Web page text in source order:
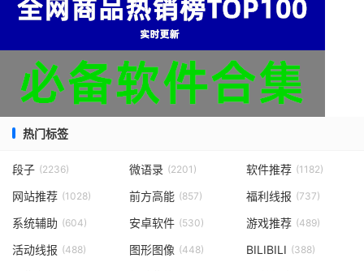
热门标签
段子 (2236) 微语录 (2201) 软件推荐 (1182)
网站推荐 (1028) 前方高能 (857) 福利线报 (737)
系统辅助 (604) 安卓软件 (530) 游戏推荐 (489)
活动线报 (488) 图形图像 (448) BILIBILI (388)